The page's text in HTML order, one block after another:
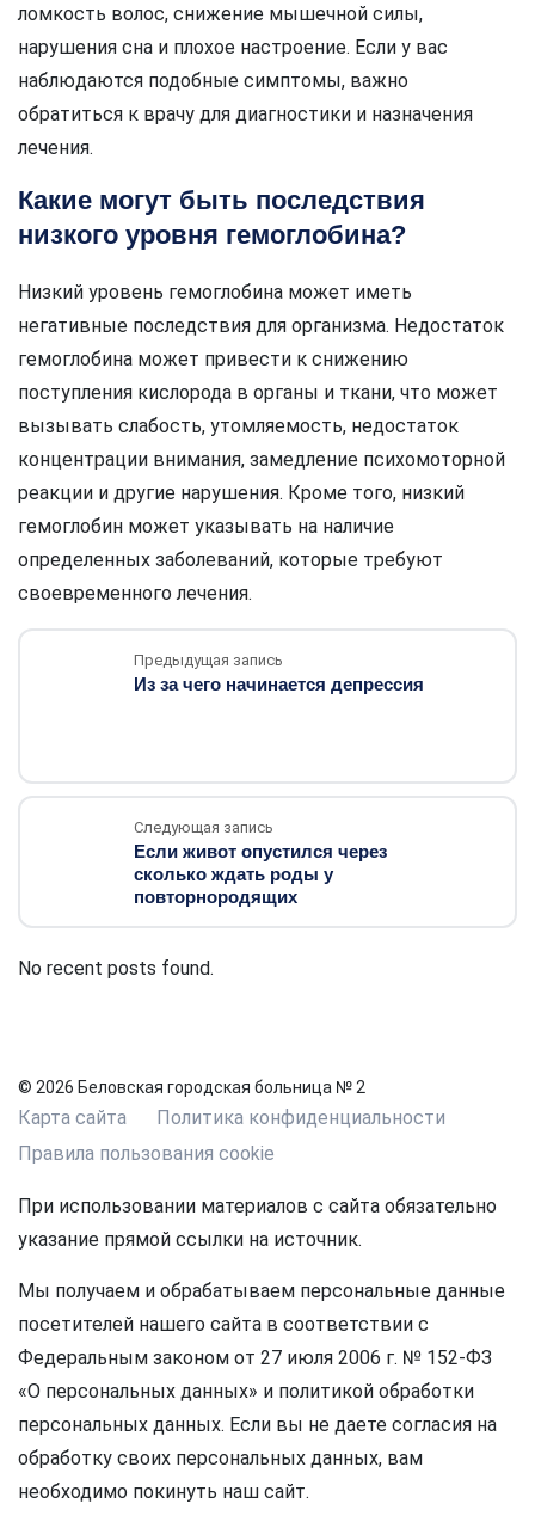
ломкость волос, снижение мышечной силы,
нарушения сна и плохое настроение. Если у вас
наблюдаются подобные симптомы, важно
обратиться к врачу для диагностики и назначения
лечения.
Какие могут быть последствия
низкого уровня гемоглобина?
Низкий уровень гемоглобина может иметь
негативные последствия для организма. Недостаток
гемоглобина может привести к снижению
поступления кислорода в органы и ткани, что может
вызывать слабость, утомляемость, недостаток
концентрации внимания, замедление психомоторной
реакции и другие нарушения. Кроме того, низкий
гемоглобин может указывать на наличие
определенных заболеваний, которые требуют
своевременного лечения.
Предыдущая запись
Из за чего начинается депрессия
Следующая запись
Если живот опустился через
сколько ждать роды у
повторнородящих
No recent posts found.
© 2026 Беловская городская больница № 2
Карта сайта
Политика конфиденциальности
Правила пользования cookie
При использовании материалов с сайта обязательно
указание прямой ссылки на источник.
Мы получаем и обрабатываем персональные данные
посетителей нашего сайта в соответствии с
Федеральным законом от 27 июля 2006 г. № 152-ФЗ
«О персональных данных» и политикой обработки
персональных данных. Если вы не даете согласия на
обработку своих персональных данных, вам
необходимо покинуть наш сайт.